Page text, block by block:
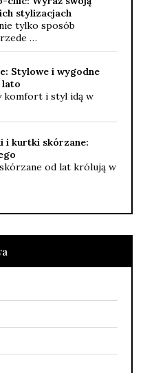
stylizacjach
tylko sposób
…
Stylowe i wygodne
lato
komfort i styl idą w
i kurtki skórzane:
od lat królują w